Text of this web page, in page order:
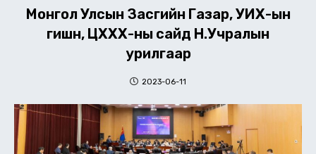
Монгол Улсын Засгийн Газар, УИХ-ын
гишүүн, ЦХХХ-ны сайд Н.Учралын
урилгаар
2023-06-11